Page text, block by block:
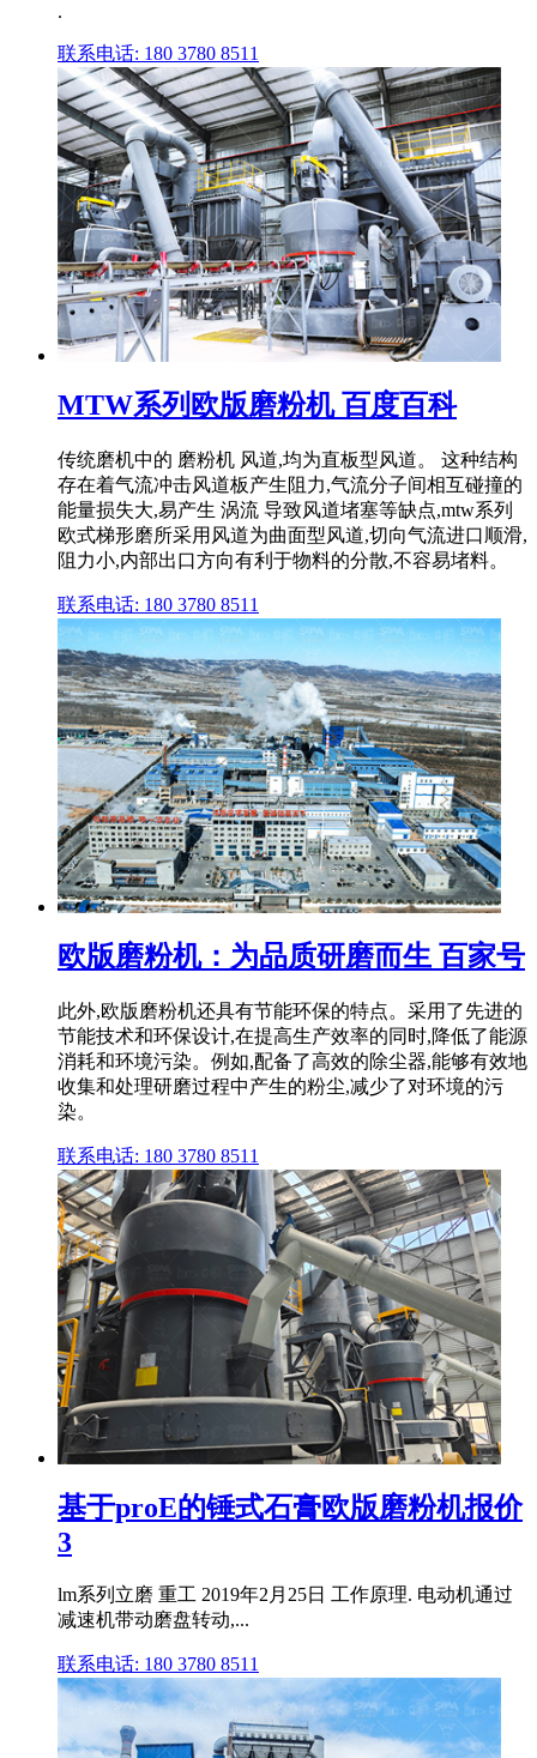
.
联系电话: 180 3780 8511
MTW系列欧版磨粉机 百度百科
传统磨机中的 磨粉机 风道,均为直板型风道。 这种结构
存在着气流冲击风道板产生阻力,气流分子间相互碰撞的
能量损失大,易产生 涡流 导致风道堵塞等缺点,mtw系列
欧式梯形磨所采用风道为曲面型风道,切向气流进口顺滑,
阻力小,内部出口方向有利于物料的分散,不容易堵料。
联系电话: 180 3780 8511
欧版磨粉机：为品质研磨而生 百家号
此外,欧版磨粉机还具有节能环保的特点。采用了先进的
节能技术和环保设计,在提高生产效率的同时,降低了能源
消耗和环境污染。例如,配备了高效的除尘器,能够有效地
收集和处理研磨过程中产生的粉尘,减少了对环境的污
染。
联系电话: 180 3780 8511
基于proE的锤式石膏欧版磨粉机报价
3
lm系列立磨 重工 2019年2月25日 工作原理. 电动机通过
减速机带动磨盘转动,...
联系电话: 180 3780 8511